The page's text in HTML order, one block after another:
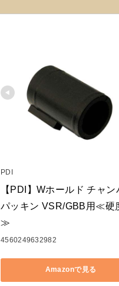
PDI
【PDI】Wホールド チャン
パッキン VSR/GBB用≪硬
≫
4560249632982
Amazonで見る